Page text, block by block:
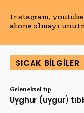
Instagram,
abone olmayı
SICAK BILGILER
Geleneksel tıp
Uyghur (uygur)